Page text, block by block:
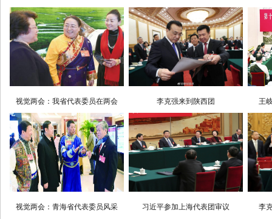
视觉两会：我省代表委员在两会 李克强来到陕西团 王
视觉两会：青海省代表委员风采 习近平参加上海代表团审议 李